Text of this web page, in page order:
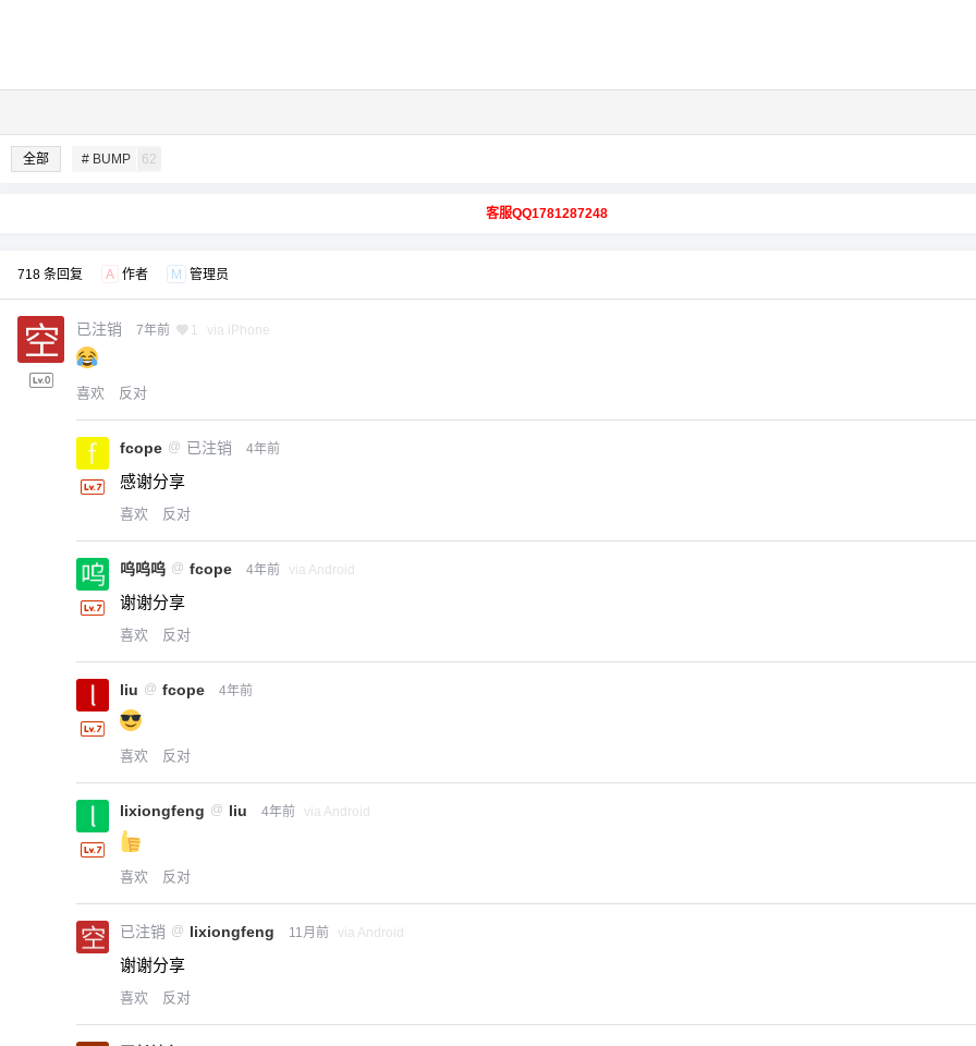
全部 # BUMP 62
客服QQ1781287248
718 条回复 A 作者 M 管理员
已注销 7年前 1 via iPhone
喜欢 反对
fcope @ 已注销 4年前
感谢分享
喜欢 反对
呜呜呜 @ fcope 4年前 via Android
谢谢分享
喜欢 反对
liu @ fcope 4年前
喜欢 反对
lixiongfeng @ liu 4年前 via Android
喜欢 反对
已注销 @ lixiongfeng 11月前 via Android
谢谢分享
喜欢 反对